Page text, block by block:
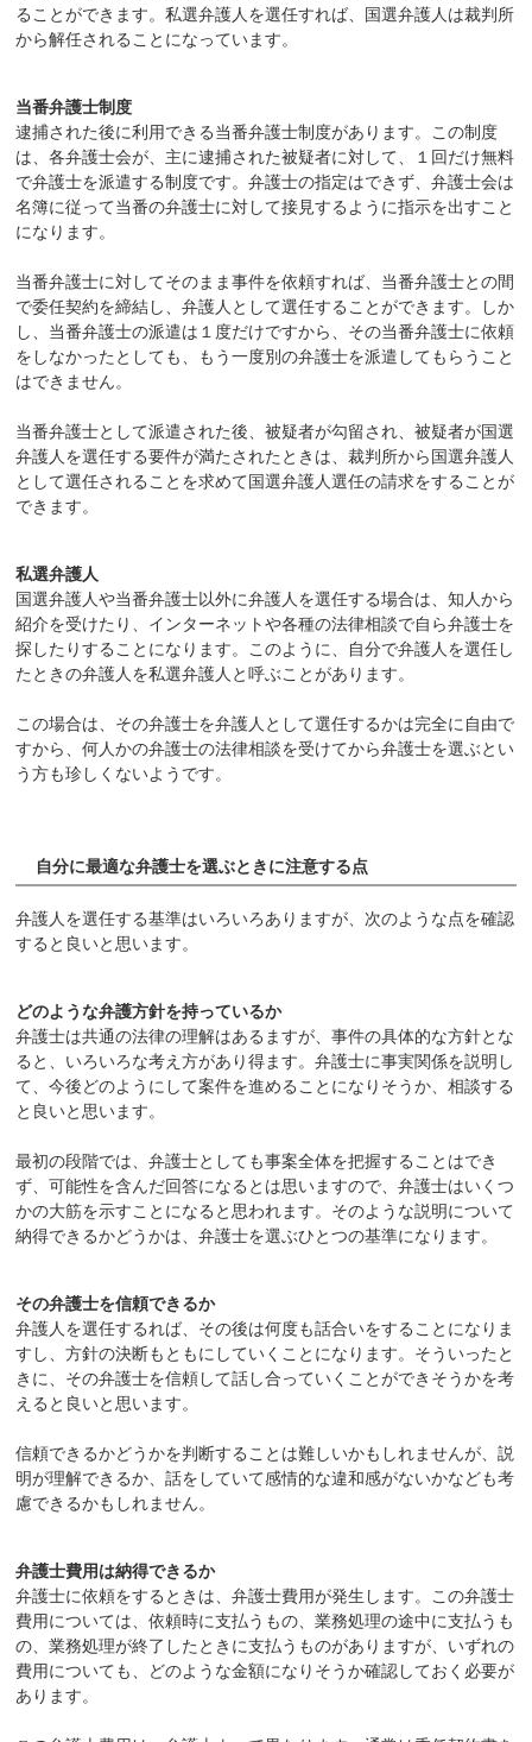
ることができます。私選弁護人を選任すれば、国選弁護人は裁判所
から解任されることになっています。
当番弁護士制度
逮捕された後に利用できる当番弁護士制度があります。この制度
は、各弁護士会が、主に逮捕された被疑者に対して、１回だけ無料
で弁護士を派遣する制度です。弁護士の指定はできず、弁護士会は
名簿に従って当番の弁護士に対して接見するように指示を出すこと
になります。
当番弁護士に対してそのまま事件を依頼すれば、当番弁護士との間
で委任契約を締結し、弁護人として選任することができます。しか
し、当番弁護士の派遣は１度だけですから、その当番弁護士に依頼
をしなかったとしても、もう一度別の弁護士を派遣してもらうこと
はできません。
当番弁護士として派遣された後、被疑者が勾留され、被疑者が国選
弁護人を選任する要件が満たされたときは、裁判所から国選弁護人
として選任されることを求めて国選弁護人選任の請求をすることが
できます。
私選弁護人
国選弁護人や当番弁護士以外に弁護人を選任する場合は、知人から
紹介を受けたり、インターネットや各種の法律相談で自ら弁護士を
探したりすることになります。このように、自分で弁護人を選任し
たときの弁護人を私選弁護人と呼ぶことがあります。
この場合は、その弁護士を弁護人として選任するかは完全に自由で
すから、何人かの弁護士の法律相談を受けてから弁護士を選ぶとい
う方も珍しくないようです。
自分に最適な弁護士を選ぶときに注意する点
弁護人を選任する基準はいろいろありますが、次のような点を確認
すると良いと思います。
どのような弁護方針を持っているか
弁護士は共通の法律の理解はあるますが、事件の具体的な方針とな
ると、いろいろな考え方があり得ます。弁護士に事実関係を説明し
て、今後どのようにして案件を進めることになりそうか、相談する
と良いと思います。
最初の段階では、弁護士としても事案全体を把握することはでき
ず、可能性を含んだ回答になるとは思いますので、弁護士はいくつ
かの大筋を示すことになると思われます。そのような説明について
納得できるかどうかは、弁護士を選ぶひとつの基準になります。
その弁護士を信頼できるか
弁護人を選任するれば、その後は何度も話合いをすることになりま
すし、方針の決断もともにしていくことになります。そういったと
きに、その弁護士を信頼して話し合っていくことができそうかを考
えると良いと思います。
信頼できるかどうかを判断することは難しいかもしれませんが、説
明が理解できるか、話をしていて感情的な違和感がないかなども考
慮できるかもしれません。
弁護士費用は納得できるか
弁護士に依頼をするときは、弁護士費用が発生します。この弁護士
費用については、依頼時に支払うもの、業務処理の途中に支払うも
の、業務処理が終了したときに支払うものがありますが、いずれの
費用についても、どのような金額になりそうか確認しておく必要が
あります。